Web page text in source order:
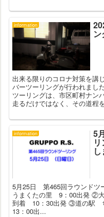
information
出来る限りのコロナ対策を講
バーツーリングが行われまし
ツーリングは、市区町村ナン
走るだけではなく、その道程
information 5
5月25日 第465回ラウンド
うまくたの里 9：00出
到着 10：30出発 ③道の
13：00出...